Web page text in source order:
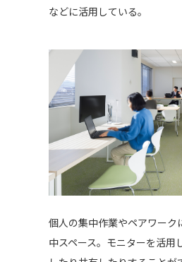
などに活用している。
個人の集中作業やペアワーク
中スペース。モニターを活用